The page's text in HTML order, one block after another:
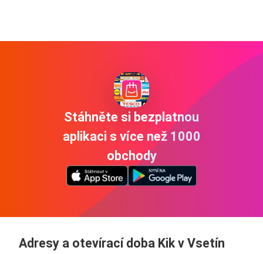
Stáhněte si bezplatnou
aplikaci s více než 1000
obchody
Adresy a otevírací doba Kik v Vsetín